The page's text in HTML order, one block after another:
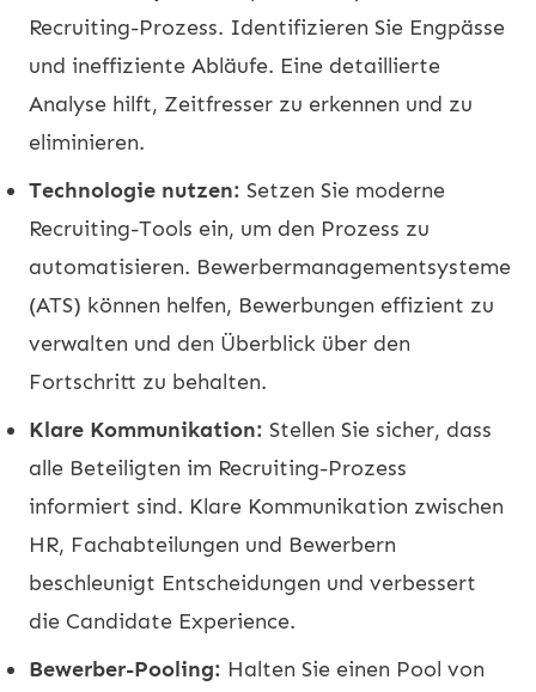
Recruiting-Prozess. Identifizieren Sie Engpässe
und ineffiziente Abläufe. Eine detaillierte
Analyse hilft, Zeitfresser zu erkennen und zu
eliminieren.
Technologie nutzen: Setzen Sie moderne
Recruiting-Tools ein, um den Prozess zu
automatisieren. Bewerbermanagementsysteme
(ATS) können helfen, Bewerbungen effizient zu
verwalten und den Überblick über den
Fortschritt zu behalten.
Klare Kommunikation: Stellen Sie sicher, dass
alle Beteiligten im Recruiting-Prozess
informiert sind. Klare Kommunikation zwischen
HR, Fachabteilungen und Bewerbern
beschleunigt Entscheidungen und verbessert
die Candidate Experience.
Bewerber-Pooling: Halten Sie einen Pool von